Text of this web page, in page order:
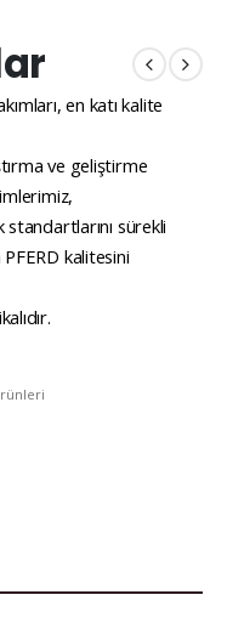
en katı kalite
ve geliştirme
sürekli
kalitesini